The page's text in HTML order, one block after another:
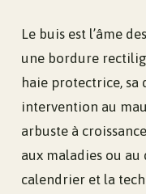
Le buis est l’âme
une bordure
haie protectrice, sa
intervention au
arbuste à
aux maladies ou
calendrier et la